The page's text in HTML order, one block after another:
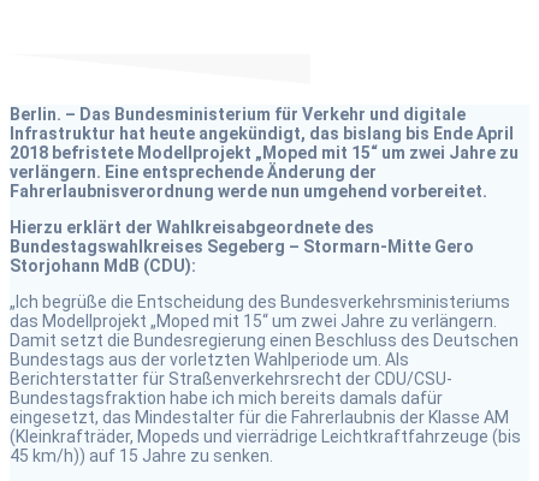
Berlin. – Das Bundesministerium für Verkehr und digitale
Infrastruktur hat heute angekündigt, das bislang bis Ende April
2018 befristete Modellprojekt „Moped mit 15“ um zwei Jahre zu
verlängern. Eine entsprechende Änderung der
Fahrerlaubnisverordnung werde nun umgehend vorbereitet.
Hierzu erklärt der Wahlkreisabgeordnete des
Bundestagswahlkreises Segeberg – Stormarn-Mitte Gero
Storjohann MdB (CDU):
„Ich begrüße die Entscheidung des Bundesverkehrsministeriums
das Modellprojekt „Moped mit 15“ um zwei Jahre zu verlängern.
Damit setzt die Bundesregierung einen Beschluss des Deutschen
Bundestags aus der vorletzten Wahlperiode um. Als
Berichterstatter für Straßenverkehrsrecht der CDU/CSU-
Bundestagsfraktion habe ich mich bereits damals dafür
eingesetzt, das Mindestalter für die Fahrerlaubnis der Klasse AM
(Kleinkrafträder, Mopeds und vierrädrige Leichtkraftfahrzeuge (bis
45 km/h)) auf 15 Jahre zu senken.